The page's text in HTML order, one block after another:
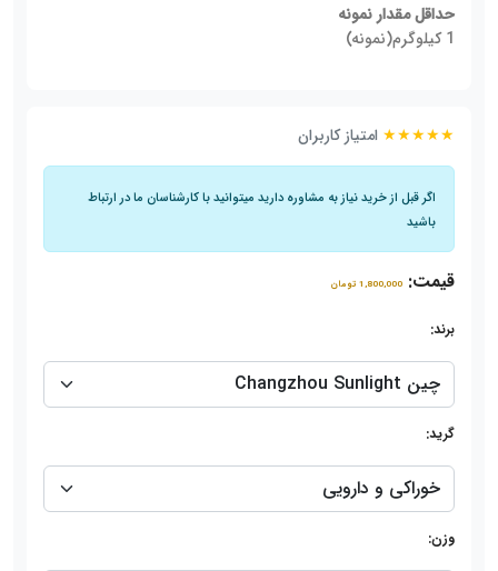
حداقل مقدار نمونه
1 کیلوگرم(نمونه)
★★★★★ امتیاز کاربران
اگر قبل از خرید نیاز به مشاوره دارید میتوانید با کارشناسان ما در ارتباط
باشید
قیمت: 1,800,000 تومان
برند:
گرید:
وزن: